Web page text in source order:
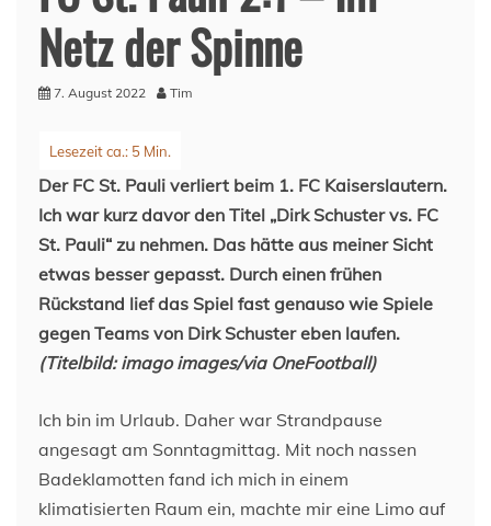
Netz der Spinne
7. August 2022 Tim
Der FC St. Pauli verliert beim 1. FC Kaiserslautern.
Ich war kurz davor den Titel „Dirk Schuster vs. FC
St. Pauli“ zu nehmen. Das hätte aus meiner Sicht
etwas besser gepasst. Durch einen frühen
Rückstand lief das Spiel fast genauso wie Spiele
gegen Teams von Dirk Schuster eben laufen.
(Titelbild: imago images/via OneFootball)
Ich bin im Urlaub. Daher war Strandpause
angesagt am Sonntagmittag. Mit noch nassen
Badeklamotten fand ich mich in einem
klimatisierten Raum ein, machte mir eine Limo auf